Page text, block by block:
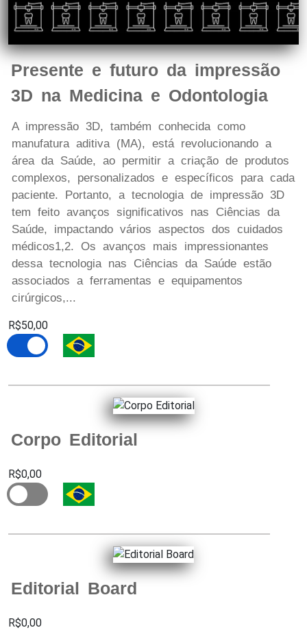
Presente e futuro da impressão
3D na Medicina e Odontologia
A impressão 3D, também conhecida como
manufatura aditiva (MA), está revolucionando a
área da Saúde, ao permitir a criação de produtos
complexos, personalizados e específicos para cada
paciente. Portanto, a tecnologia de impressão 3D
tem feito avanços significativos nas Ciências da
Saúde, impactando vários aspectos dos cuidados
médicos1,2. Os avanços mais impressionantes
dessa tecnologia nas Ciências da Saúde estão
associados a ferramentas e equipamentos
cirúrgicos,...
R$50,00
Corpo Editorial
R$0,00
Editorial Board
R$0,00